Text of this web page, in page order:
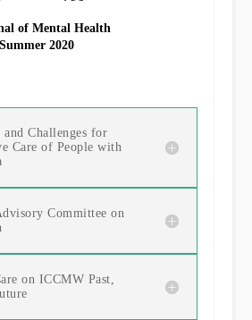
of Mental Health
2020
and Challenges for
Care of People with
Committee on
on ICCMW Past,